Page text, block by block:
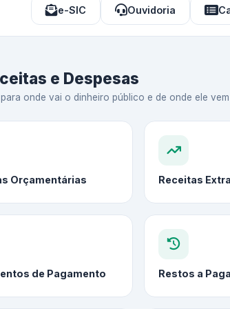
e-SIC Ouvidoria
e Despesas
onde vai o dinheiro público e de onde ele
Orçamentárias Receitas
de Pagamento Restos a